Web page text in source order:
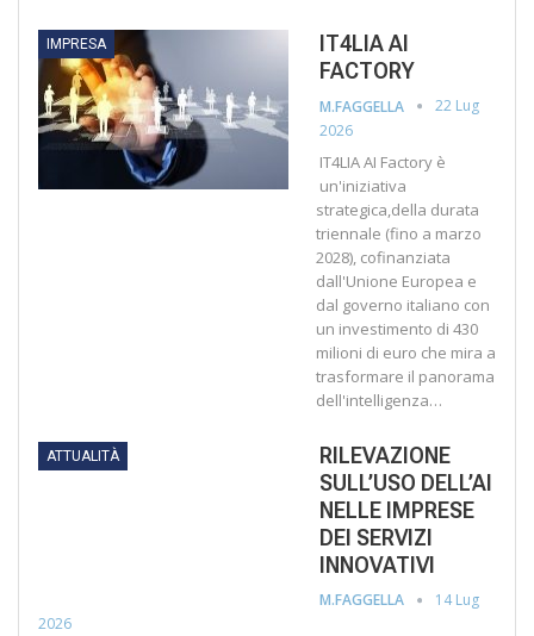
IMPRESA
IT4LIA AI
FACTORY
M.FAGGELLA
22 Lug
2026
IT4LIA AI Factory è
un'iniziativa
strategica,della durata
triennale (fino a marzo
2028), cofinanziata
dall'Unione Europea e
dal governo italiano con
un investimento di 430
milioni di euro che mira a
trasformare il panorama
dell'intelligenza…
ATTUALITÀ
RILEVAZIONE
SULL’USO DELL’AI
NELLE IMPRESE
DEI SERVIZI
INNOVATIVI
M.FAGGELLA
14 Lug
2026